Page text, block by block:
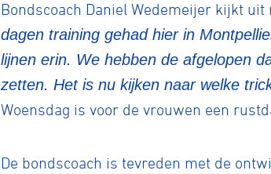
Bondscoach Daniel Wedemeijer kijkt
dagen training gehad hier in
lijnen erin. We hebben de afgelopen
zetten. Het is nu kijken naar welke
Woensdag is voor de vrouwen een
De bondscoach is tevreden met de